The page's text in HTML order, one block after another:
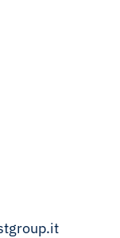
it